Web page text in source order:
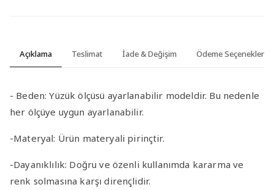
Açıklama Teslimat İade & Değişim Ödeme Seçenekleri
- Beden:Yüzük ölçüsü ayarlanabilir modeldir. Bu nedenle
her ölçüye uygun ayarlanabilir.
-Materyal: Ürün materyali pirinçtir.
-Dayanıklılık: Doğru ve özenli kullanımda kararma ve
renk solmasına karşı dirençlidir.